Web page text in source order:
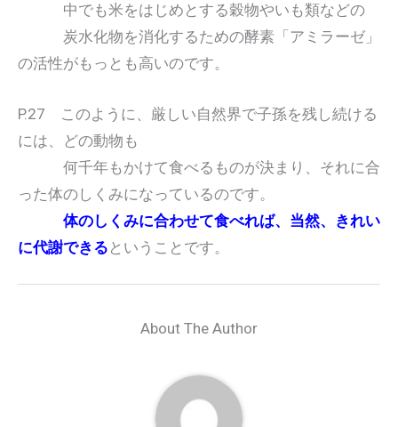
中でも米をはじめとする穀物やいも類などの
炭水化物を消化するための酵素「アミラーゼ」
の活性がもっとも高いのです。
P.27 このように、厳しい自然界で子孫を残し続ける
には、どの動物も
何千年もかけて食べるものが決まり、それに合
った体のしくみになっているのです。
体のしくみに合わせて食べれば、当然、きれい
に代謝できる ということです。
About The Author